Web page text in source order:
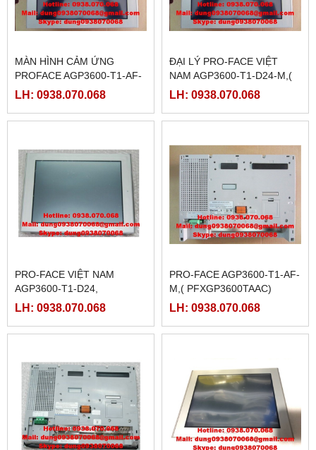
MÀN HÌNH CẢM ỨNG
PROFACE AGP3600-T1-AF-
D81K,( PFXGP3600TAADK)
LH: 0938.070.068
ĐẠI LÝ PRO-FACE VIỆT
NAM AGP3600-T1-D24-M,(
PFXGP3600TADC)
LH: 0938.070.068
PRO-FACE VIỆT NAM
AGP3600-T1-D24,
(PFXGP3600TAD)
LH: 0938.070.068
PRO-FACE AGP3600-T1-AF-
M,( PFXGP3600TAAC)
LH: 0938.070.068